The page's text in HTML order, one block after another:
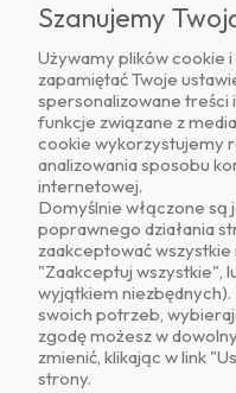
O NAS
OBSŁUGA KLIENTA
Szanujemy
Używamy plików cookie
zapamiętać Twoje
spersonalizowane treści
funkcje związane z
cookie wykorzystujemy
analizowania sposobu
internetowej.
Domyślnie włączone są
poprawnego działania
zaakceptować wszystkie
"Zaakceptuj wszystkie",
wyjątkiem
swoich potrzeb,
zgodę możesz w
zmienić, klikając w link
strony.